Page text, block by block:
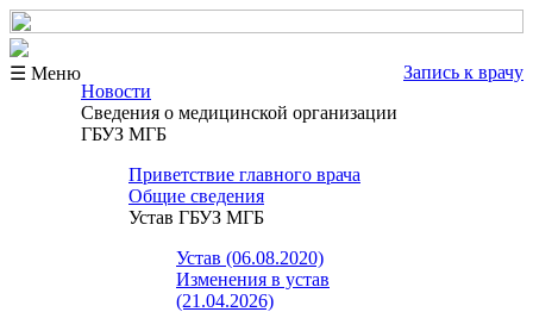
☰ Меню
Запись к врачу
Новости
Сведения о медицинской организации
ГБУЗ МГБ
Приветствие главного врача
Общие сведения
Устав ГБУЗ МГБ
Устав (06.08.2020)
Изменения в устав
(21.04.2026)